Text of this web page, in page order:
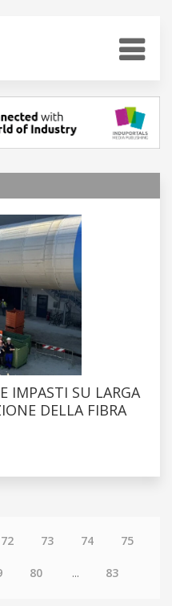
IMPASTI SU LARGA
DELLA FIBRA
72 73 74 75
80 ... 83